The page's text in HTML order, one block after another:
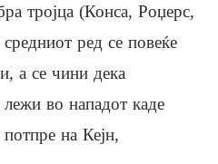
тројца (Конса, Роџерс,
ред се повеќе
а се чини дека
лежи во нападот каде
на Кејн,